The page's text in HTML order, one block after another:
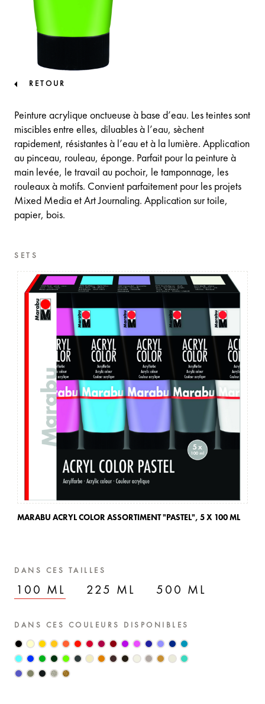
RETOUR
Peinture acrylique onctueuse à base d’eau. Les teintes sont
miscibles entre elles, diluables à l’eau, sèchent
rapidement, résistantes à l’eau et à la lumière. Application
au pinceau, rouleau, éponge. Parfait pour la peinture à
main levée, le travail au pochoir, le tamponnage, les
rouleaux à motifs. Convient parfaitement pour les projets
Mixed Media et Art Journaling. Application sur toile,
papier, bois.
SETS
MARABU ACRYL COLOR ASSORTIMENT "PASTEL", 5 X 100 ML
DANS CES TAILLES
100 ML 225 ML 500 ML
DANS CES COULEURS DISPONIBLES